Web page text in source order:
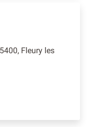
Fleury les